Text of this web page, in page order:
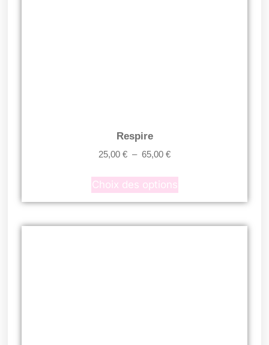
Respire
25,00 € – 65,00 €
Choix des options